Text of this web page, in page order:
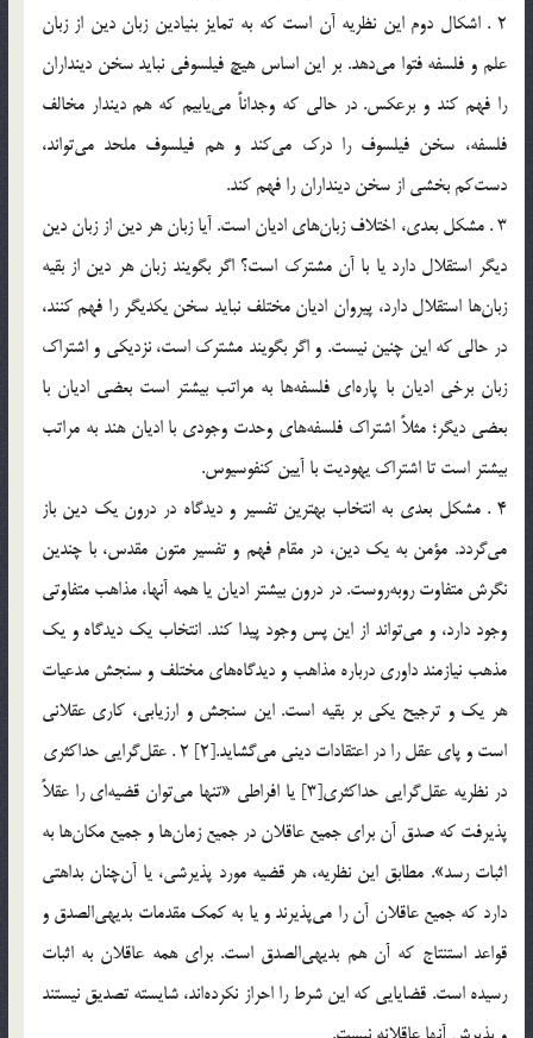
2 . اشكال دوم اين نظريه آن است كه به تمايز بنيادين زبان دين از زبان
علم و فلسفه فتوا مي‌دهد. بر اين اساس هيچ فيلسوفي نبايد سخن دينداران
را فهم كند و برعكس. در حالي كه وجداناً مي‌يابيم كه هم ديندار مخالف
فلسفه، سخن فيلسوف را درك مي‌كند و هم فيلسوف ملحد مي‌تواند،
دست‌كم بخشي از سخن دينداران را فهم كند.
3 . مشكل بعدي، اختلاف زبان‌هاي اديان است. آيا زبان هر دين از زبان دين
ديگر استقلال دارد يا با آن مشترك است؟ اگر بگويند زبان هر دين از بقيه
زبان‌ها استقلال دارد، پيروان اديان مختلف نبايد سخن يكديگر را فهم كنند،
در حالي كه اين چنين نيست. و اگر بگويند مشترك است، نزديكي و اشتراك
زبان برخي اديان با پاره‌اي فلسفه‌ها به مراتب بيشتر است بعضي اديان با
بعضي ديگر؛ مثلاً اشتراك فلسفه‌هاي وحدت وجودي با اديان هند به مراتب
بيشتر است تا اشتراك يهوديت با آيين كنفوسيوس.
4 . مشكل بعدي به انتخاب بهترين تفسير و ديدگاه در درون يك دين باز
مي‌گردد. مؤمن به يك دين، در مقام فهم و تفسير متون مقدس، با چندين
نگرش متفاوت روبه‌روست. در درون بيشتر اديان يا همه آنها، مذاهب متفاوتي
وجود دارد، و مي‌تواند از اين پس وجود پيدا كند. انتخاب يك ديدگاه و يك
مذهب نيازمند داوري درباره مذاهب و ديدگاه‌هاي مختلف و سنجش مدعيات
هر يك و ترجيح يكي بر بقيه است. اين سنجش و ارزيابي، كاري عقلاني
است و پاي عقل را در اعتقادات ديني مي‌گشايد.[2] 2 . عقل‌گرايي حداكثري
در نظريه عقل‌گرايي حداكثري[3] يا افراطي «تنها مي‌توان قضيه‌اي را عقلاً
پذيرفت كه صدق آن براي جميع عاقلان در جميع زمان‌ها و جميع مكان‌ها به
اثبات رسد». مطابق اين نظريه، هر قضيه مورد پذيرشي، يا آن‌چنان بداهتي
دارد كه جميع عاقلان آن را مي‌پذيرند و يا به كمك مقدمات بديهي‌الصدق و
قواعد استنتاج كه آن هم بديهي‌الصدق است. براي همه عاقلان به اثبات
رسيده است. قضايايي كه اين شرط را احراز نكرده‌اند، شايسته تصديق نيستند